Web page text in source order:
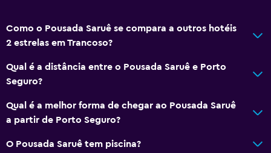
Como o Pousada Saruê se compara a outros hotéis
2 estrelas em Trancoso?
Qual é a distância entre o Pousada Saruê e Porto
Seguro?
Qual é a melhor forma de chegar ao Pousada Saruê
a partir de Porto Seguro?
O Pousada Saruê tem piscina?